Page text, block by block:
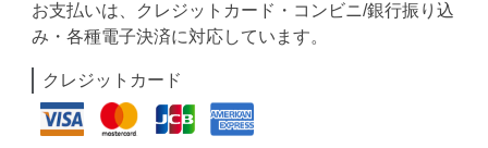
お支払いは、クレジットカード・コンビニ/銀行振り込
み・各種電子決済に対応しています。
クレジットカード